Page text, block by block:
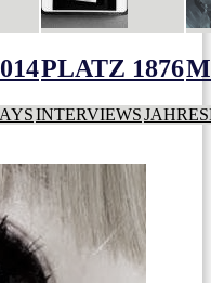
PLATZ 1876
INTERVIEWS